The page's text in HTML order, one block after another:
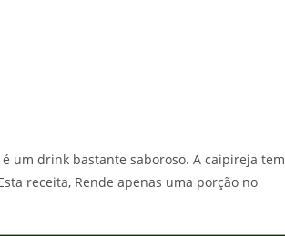
um drink bastante saboroso. A caipireja tem
receita, Rende apenas uma porção no